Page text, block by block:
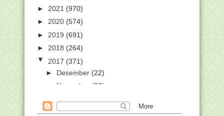
► 2021 (970)
► 2020 (574)
► 2019 (691)
► 2018 (264)
▼ 2017 (371)
► Desember (22)
November
(28)
▼ September(70)